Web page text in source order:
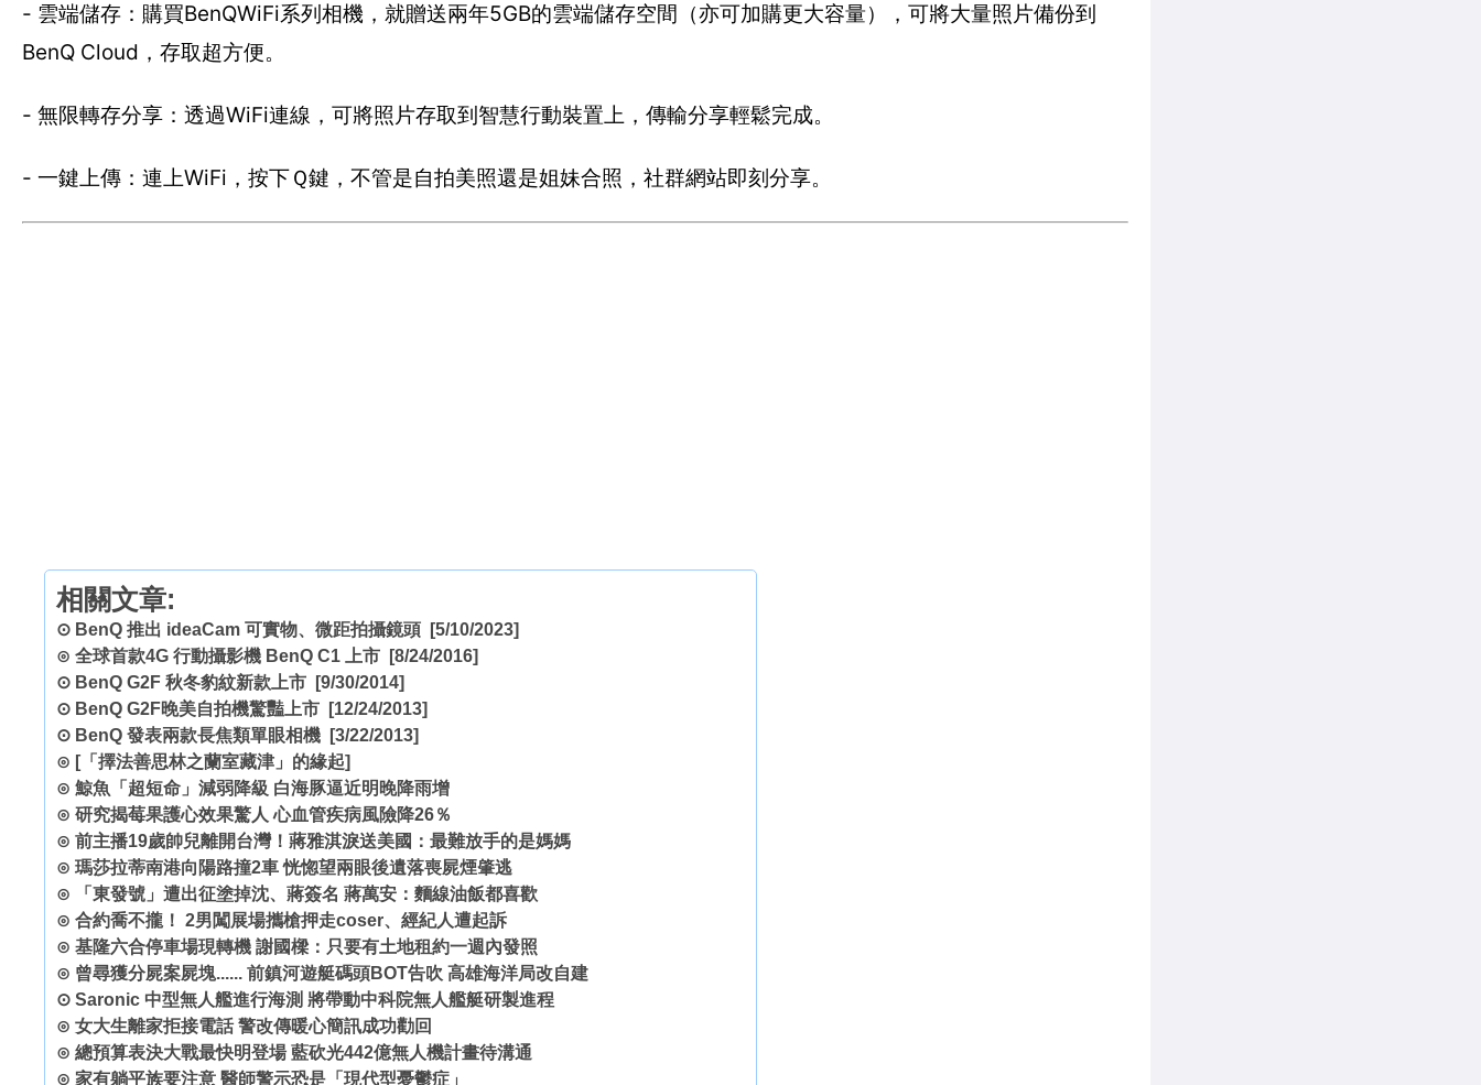
- 雲端儲存：購買BenQWiFi系列相機，就贈送兩年5GB的雲端儲存空間（亦可加購更大容量），可將大量照片備份到
BenQ Cloud，存取超方便。
- 無限轉存分享：透過WiFi連線，可將照片存取到智慧行動裝置上，傳輸分享輕鬆完成。
- 一鍵上傳：連上WiFi，按下Ｑ鍵，不管是自拍美照還是姐妹合照，社群網站即刻分享。
相關文章:
⊙ BenQ 推出 ideaCam 可實物、微距拍攝鏡頭 [5/10/2023]
⊙ 全球首款4G 行動攝影機 BenQ C1 上市 [8/24/2016]
⊙ BenQ G2F 秋冬豹紋新款上市 [9/30/2014]
⊙ BenQ G2F晚美自拍機驚豔上市 [12/24/2013]
⊙ BenQ 發表兩款長焦類單眼相機 [3/22/2013]
⊙ [「擇法善思林之蘭室藏津」的緣起]
⊙ 鯨魚「超短命」減弱降級 白海豚逼近明晚降雨增
⊙ 研究揭莓果護心效果驚人 心血管疾病風險降26％
⊙ 前主播19歲帥兒離開台灣！蔣雅淇淚送美國：最難放手的是媽媽
⊙ 瑪莎拉蒂南港向陽路撞2車 恍惚望兩眼後遺落喪屍煙肇逃
⊙
「東發號」遭出征塗掉沈、蔣簽名 蔣萬安：麵線油飯都喜歡
⊙ 合約喬不攏！ 2男闖展場攜槍押走coser、經紀人遭起訴
⊙ 基隆六合停車場現轉機 謝國樑：只要有土地租約一週內發照
⊙ 曾尋獲分屍案屍塊...... 前鎮河遊艇碼頭BOT告吹 高雄海洋局改自建
⊙ Saronic 中型無人艦進行海測 將帶動中科院無人艦艇研製進程
⊙ 女大生離家拒接電話 警改傳暖心簡訊成功勸回
⊙ 總預算表決大戰最快明登場 藍砍光442億無人機計畫待溝通
⊙ 家有躺平族要注意 醫師警示恐是「現代型憂鬱症」